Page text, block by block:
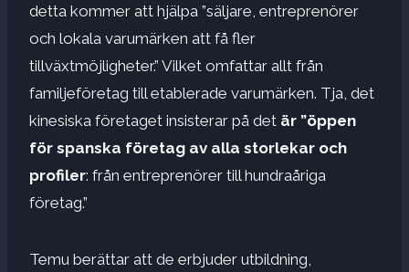
detta kommer att hjälpa ”säljare, entreprenörer
och lokala varumärken att få fler
tillväxtmöjligheter.” Vilket omfattar allt från
familjeföretag till etablerade varumärken. Tja, det
kinesiska företaget insisterar på det är ”öppen
för spanska företag av alla storlekar och
profiler: från entreprenörer till hundraåriga
företag.”
Temu berättar att de erbjuder utbildning,